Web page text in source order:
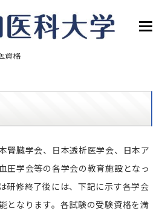
資格
腎臓学会、日本透析医学会、日本ア
圧学会等の各学会の教育施設となっ
研修終了後には、下記に示す各学会
となります。各試験の受験資格を満